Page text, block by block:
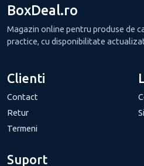
BoxDeal.ro
Magazin online pentru produse de
practice, cu disponibilitate
Clienti
Contact
Retur
Termeni
Suport